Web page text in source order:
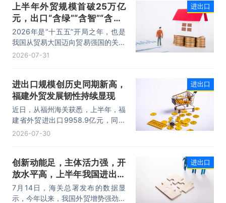
上半年外贸规模首破25万亿
元，出口“含绿”“含智”“含新”
量稳步攀升
2026年是“十五五”开局之年，也是
我国从贸易大国迈向贸易强国的关键
时期。上半年，我国进出口规模历史
品为代表的高附加值产品出口占比显
著提升，成为外贸提质增效的核心引
擎，为加快建设贸易强国注入了强劲
动力。
2026-07-31
进出口
进出口规模创历史同期新高，
福建外贸发展韧性持续显现
近日，从福州海关获悉，上半年，福
建省外贸进出口9958.9亿元，同比
增长8.2%。其中，出口5740.1亿
进口规模均创历史同期新高，外贸运
行呈现“稳中有进，进中提质”的良好
态势。
2026-07-30
进出口
创新动能足，主体活力强，开
放水平高，上半年我国进出口
规模首次突破25万亿元
7月14日，海关总署发布的数据显
示，今年以来，我国外贸增势强劲、
进出口